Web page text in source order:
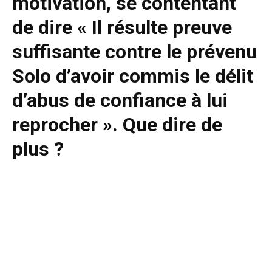
de dire « Il résulte preuve
suffisante contre le prévenu
Solo d’avoir commis le délit
d’abus de confiance à lui
reprocher ». Que dire de
plus ?